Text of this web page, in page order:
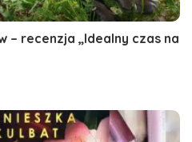
recenzja „Idealny czas na